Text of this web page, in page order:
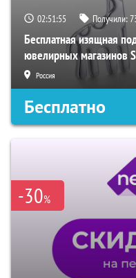
02:51:54 Получили:
Бесплатная изящная
ювелирных магазинов
Россия
Бесплатно
-30%